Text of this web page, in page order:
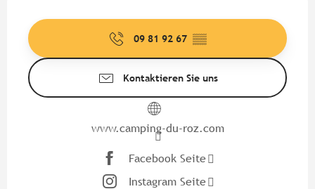
09 81 92 67 ▒▒
Kontaktieren Sie uns
www.camping-du-roz.com
Facebook Seite
Instagram Seite